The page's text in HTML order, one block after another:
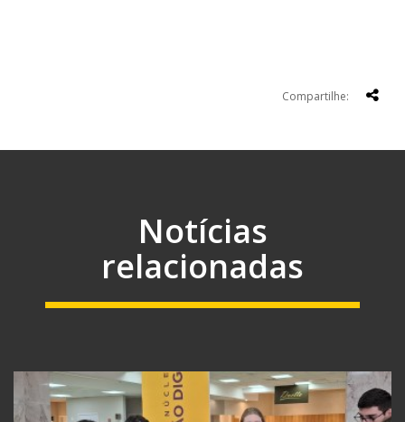
Compartilhe:
Notícias
relacionadas